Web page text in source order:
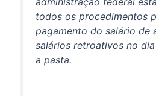
todos os procedimentos
pagamento do salário de
salários retroativos no dia
a pasta.